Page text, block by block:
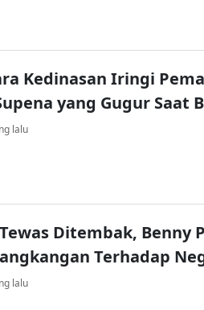
Kedinasan Iringi
yang Gugur Saat
lalu
Ditembak, Benny
Terhadap
lalu